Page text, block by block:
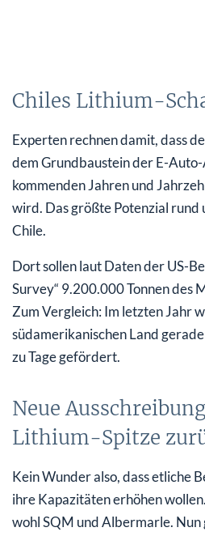
Chiles Lithium-
Experten rechnen damit, dass
dem Grundbaustein der E-
kommenden Jahren und
wird. Das größte Potenzial rund
Chile.
Dort sollen laut Daten der US-
Survey“ 9.200.000 Tonnen des
Zum Vergleich: Im letzten Jahr
südamerikanischen Land
zu Tage gefördert.
Neue
Lithium-Spitze
Kein Wunder also, dass etliche
ihre Kapazitäten erhöhen
wohl SQM und Albermarle.